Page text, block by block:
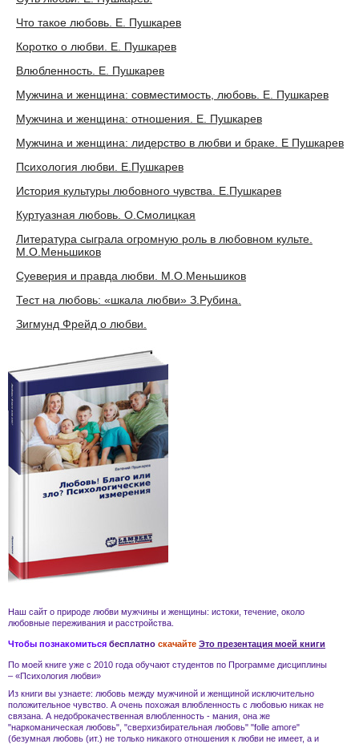
Что такое любовь. Е. Пушкарев
Коротко о любви. Е. Пушкарев
Влюбленность. Е. Пушкарев
Мужчина и женщина: совместимость, любовь. Е. Пушкарев
Мужчина и женщина: отношения. Е. Пушкарев
Мужчина и женщина: лидерство в любви и браке. Е Пушкарев
Психология любви. Е.Пушкарев
История культуры любовного чувства. Е.Пушкарев
Куртуазная любовь. О.Смолицкая
Литература сыграла огромную роль в любовном культе.
М.О.Меньшиков
Суеверия и правда любви. М.О.Меньшиков
Тест на любовь: «шкала любви» З.Рубина.
Зигмунд Фрейд о любви.
Наш сайт о природе любви мужчины и женщины: истоки, течение, около
любовные переживания и расстройства
Чтобы познакомиться бесплатно скачайте Это презентация моей книги
По моей книге уже с 2010 года обучают студентов по Программе дисциплины
– «Психология любви»
Из книги вы узнаете: любовь между мужчиной и женщиной исключительно
положительное чувство. А очень похожая влюбленность с любовью никак не
связана. А недоброкачественная влюбленность - мания , она же
"наркоманическая любовь", "сверхизбирательная любовь" "folle amore"
(безумная любовь (ит.) не только никакого отношения к любви не имеет, а и